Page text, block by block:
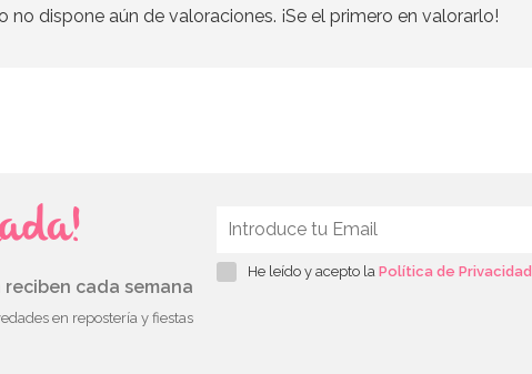
no dispone aún de valoraciones. ¡Se el primero en valorarlo!
cada semana
en repostería y fiestas
He leído y acepto la Política de Privacidad